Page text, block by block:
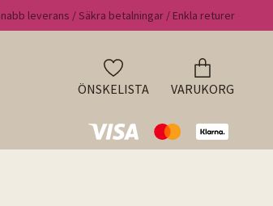
leverans / Säkra betalningar / Enkla returer
ÖNSKELISTA VARUKORG